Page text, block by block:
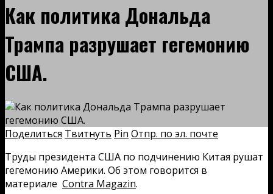
Как политика Дональда
Трампа разрушает гегемонию
США.
Поделиться Твитнуть Pin Отпр. по эл. почте
Труды президента США по подчинению Китая рушат
гегемонию Америки. Об этом говорится в
материале Contra Magazin.